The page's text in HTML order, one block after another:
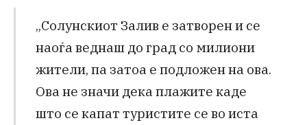
„Солунскиот Залив е затворен и се
наоѓа веднаш до град со милиони
жители, па затоа е подложен на ова.
Ова не значи дека плажите каде
што се капат туристите се во иста